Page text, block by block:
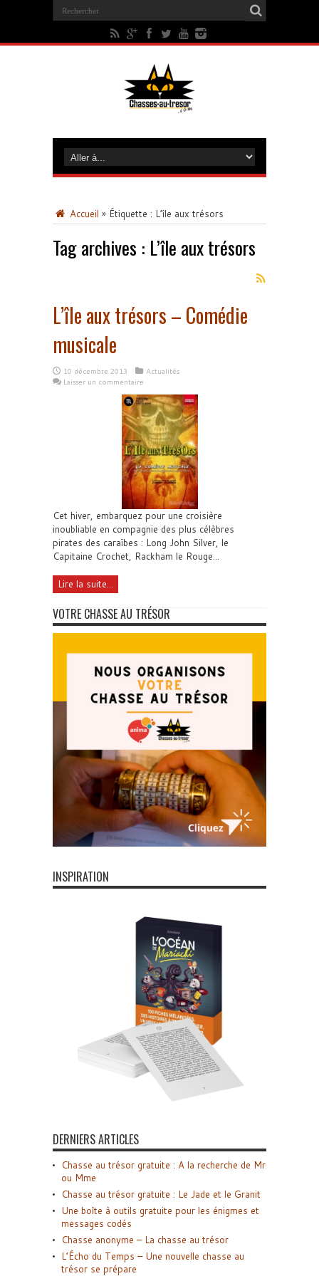
Accueil » Étiquette : L’île aux trésors
Tag archives : L’île aux trésors
L’île aux trésors – Comédie
musicale
10 décembre 2013
Actualités
Laisser un commentaire
Cet hiver, embarquez pour une croisière
inoubliable en compagnie des plus célèbres
pirates des caraïbes : Long John Silver, le
Capitaine Crochet, Rackham le Rouge...
Lire la suite...
VOTRE CHASSE AU TRÉSOR
INSPIRATION
DERNIERS ARTICLES
Chasse au trésor gratuite : A la recherche de Mr
ou Mme
Chasse au trésor gratuite : Le Jade et le Granit
Une boîte à outils gratuite pour les énigmes et
messages codés
Chasse anonyme – La chasse au trésor
L’Écho du Temps – Une nouvelle chasse au
trésor se prépare